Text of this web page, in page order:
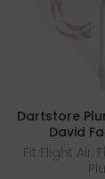
Dartstore
David
Fit Flight Air ,